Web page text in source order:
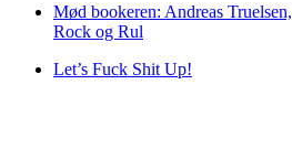
Mød bookeren: Andreas Truelsen,
Rock og Rul
Let’s Fuck Shit Up!